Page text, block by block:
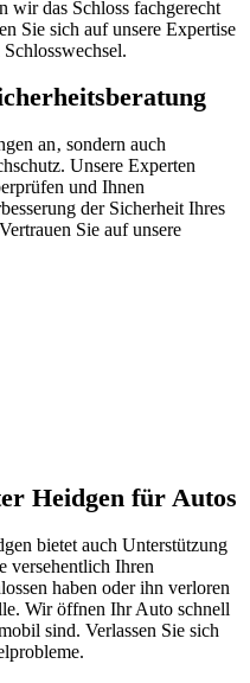
wir das Schloss fachgerecht
Sie sich auf unsere Expertise
an‚ sondern auch
Unsere Experten
und Ihnen
der Sicherheit Ihres
Sie auf unsere
Heidgen für Autos
bietet auch Unterstützung
versehentlich Ihren
haben oder ihn verloren
Wir öffnen Ihr Auto schnell
sind.​ Verlassen Sie sich